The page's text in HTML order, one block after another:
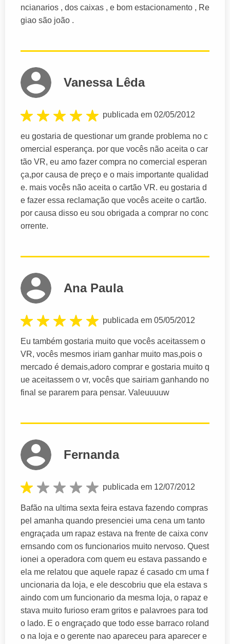
ncianarios , dos caixas , e bom estacionamento , Re
giao são joão .
Vanessa Lêda
publicada em 02/05/2012
eu gostaria de questionar um grande problema no c
omercial esperança. por que vocês não aceita o car
tão VR, eu amo fazer compra no comercial esperan
ça,por causa de preço e o mais importante qualidad
e. mais vocês não aceita o cartão VR. eu gostaria d
e fazer essa reclamação que vocês aceite o cartão.
por causa disso eu sou obrigada a comprar no conc
orrente.
Ana Paula
publicada em 05/05/2012
Eu também gostaria muito que vocês aceitassem o
VR, vocês mesmos iriam ganhar muito mas,pois o
mercado é demais,adoro comprar e gostaria muito q
ue aceitassem o vr, vocês que sairiam ganhando no
final se pararem para pensar. Valeuuuuw
Fernanda
publicada em 12/07/2012
Bafão na ultima sexta feira estava fazendo compras
pel amanha quando presenciei uma cena um tanto
engraçada um rapaz estava na frente de caixa conv
ernsando com os funcionarios muito nervoso. Quest
ionei a operadora com quem eu estava passando e
ela me relatou que aquele rapaz é casado cm uma f
uncionaria da loja, e ele descobriu que ela estava s
aindo com um funcionario da mesma loja, o rapaz e
stava muito furioso eram gritos e palavroes para tod
o lado. E o engraçado que todo esse barraco roland
o na loja e o gerente nao apareceu para aparecer e